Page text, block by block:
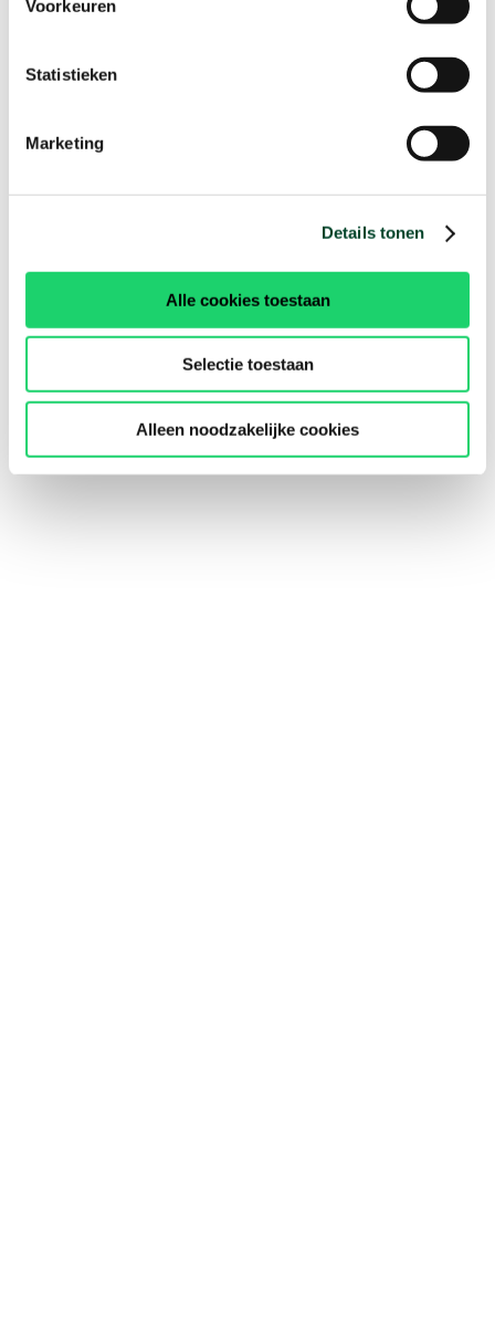
Voorkeuren
Statistieken
Marketing
Details tonen
Alle cookies toestaan
Selectie toestaan
Alleen noodzakelijke cookies